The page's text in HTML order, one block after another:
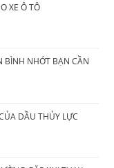
XE Ô TÔ
BÌNH NHỚT BẠN CẦN
DẦU THỦY LỰC